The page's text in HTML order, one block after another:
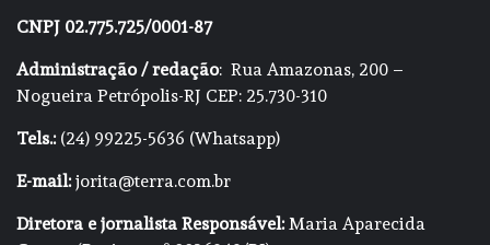
CNPJ 02.775.725/0001-87
Administração / redação: Rua Amazonas, 200 –
Nogueira Petrópolis-RJ CEP: 25.730-310
Tels.:(24) 99225-5636 (Whatsapp)
E-mail:jorita@terra.com.br
Diretora e jornalista Responsável:Maria Aparecida